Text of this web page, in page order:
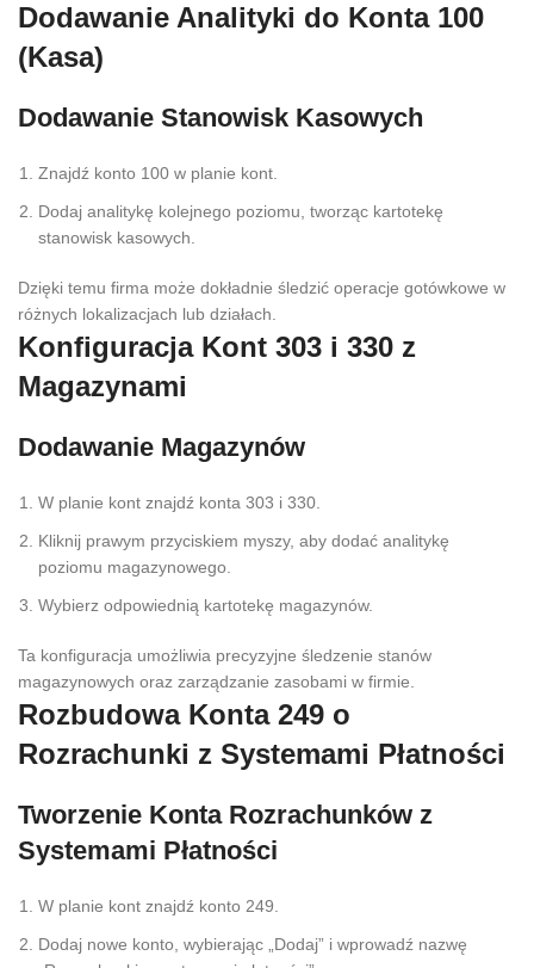
Dodawanie Analityki do Konta 100
(Kasa)
Dodawanie Stanowisk Kasowych
Znajdź konto 100 w planie kont.
Dodaj analitykę kolejnego poziomu, tworząc kartotekę
stanowisk kasowych.
Dzięki temu firma może dokładnie śledzić operacje gotówkowe w
różnych lokalizacjach lub działach.
Konfiguracja Kont 303 i 330 z
Magazynami
Dodawanie Magazynów
W planie kont znajdź konta 303 i 330.
Kliknij prawym przyciskiem myszy, aby dodać analitykę
poziomu magazynowego.
Wybierz odpowiednią kartotekę magazynów.
Ta konfiguracja umożliwia precyzyjne śledzenie stanów
magazynowych oraz zarządzanie zasobami w firmie.
Rozbudowa Konta 249 o
Rozrachunki z Systemami Płatności
Tworzenie Konta Rozrachunków z
Systemami Płatności
W planie kont znajdź konto 249.
Dodaj nowe konto, wybierając „Dodaj” i wprowadź nazwę